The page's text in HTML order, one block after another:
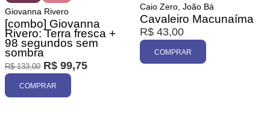
Giovanna Rivero
[combo] Giovanna
Rivero: Terra fresca +
98 segundos sem
sombra
R$133,00 R$ 99,75
COMPRAR
Caio Zero, João Bá
Cavaleiro Macunaíma
R$ 43,00
COMPRAR